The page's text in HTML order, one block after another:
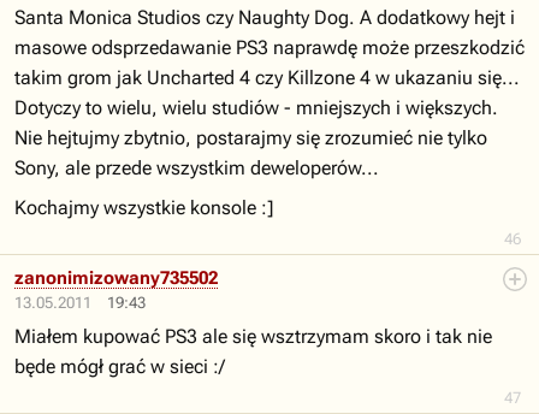
46
Santa Monica Studios czy Naughty Dog. A dodatkowy hejt i
masowe odsprzedawanie PS3 naprawdę może przeszkodzić
takim grom jak Uncharted 4 czy Killzone 4 w ukazaniu się...
Dotyczy to wielu, wielu studiów - mniejszych i większych.
Nie hejtujmy zbytnio, postarajmy się zrozumieć nie tylko
Sony, ale przede wszystkim deweloperów...
Kochajmy wszystkie konsole :]
13.05.2011 19:43
47
zanonimizowany735502
Miałem kupować PS3 ale się wsztrzymam skoro i tak nie
będe mógł grać w sieci :/